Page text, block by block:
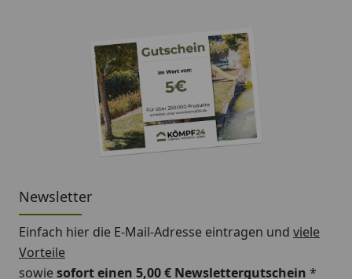
Newsletter
Einfach hier die E-Mail-Adresse eintragen und viele
Vorteile
sowiesofort einen 5,00 € Newslettergutschein *